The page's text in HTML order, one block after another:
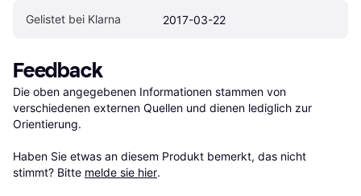
Gelistet bei Klarna 2017-03-22
Feedback
Die oben angegebenen Informationen stammen von
verschiedenen externen Quellen und dienen lediglich zur
Orientierung.
Haben Sie etwas an diesem Produkt bemerkt, das nicht
stimmt? Bitte melde sie hier.